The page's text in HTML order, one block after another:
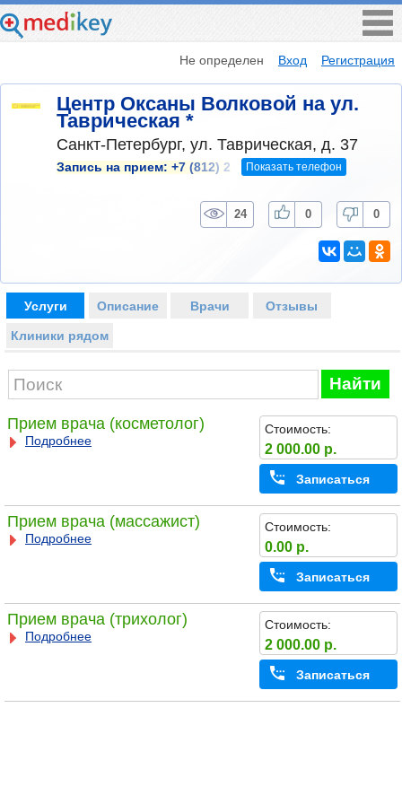
Не определен Вход Регистрация
Центр Оксаны Волковой на ул.
Таврическая *
Санкт-Петербург, ул. Таврическая, д. 37
Запись на прием: +7 (812) 2 Показать телефон
24 0 0
Услуги Описание Врачи Отзывы
Клиники рядом
Найти
Прием врача (косметолог)
Подробнее
Стоимость:
2 000.00 р.
Записаться
Прием врача (массажист)
Подробнее
Стоимость:
0.00 р.
Записаться
Прием врача (трихолог)
Подробнее
Стоимость:
2 000.00 р.
Записаться